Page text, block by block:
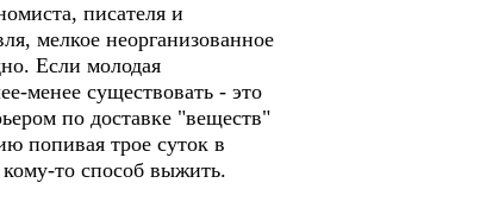
писателя и
мелкое неорганизованное
Если молодая
менее существовать - это
по доставке "веществ"
попивая трое суток в
то способ выжить.